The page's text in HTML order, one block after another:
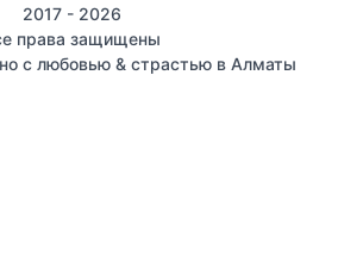
2017 - 2026
права защищены
с любовью & страстью в Алматы